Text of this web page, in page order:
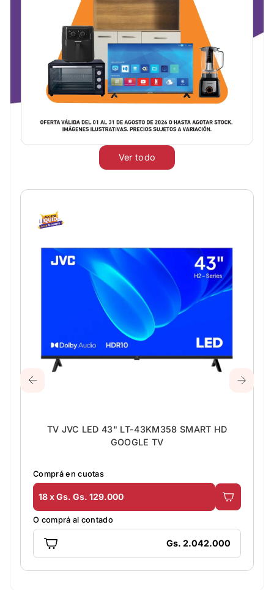
Ver todo
TV JVC LED 43" LT-43KM358 SMART HD
GOOGLE TV
Comprá en cuotas
18 x Gs. Gs. 129.000
O comprá al contado
Gs. 2.042.000